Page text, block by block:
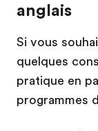
anglais
Si vous
quelques
pratique en
programmes